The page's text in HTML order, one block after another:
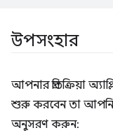
উপসংহার
আপনার প্রতিক্রিয়া
শুরু করবেন তা আপনি
অনুসরণ করুন: